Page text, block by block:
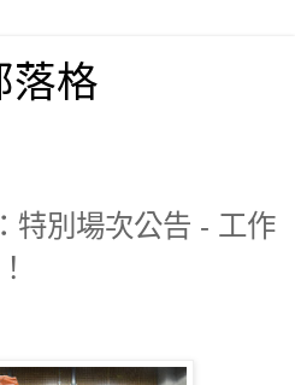
落格
特別場次公告 - 工作